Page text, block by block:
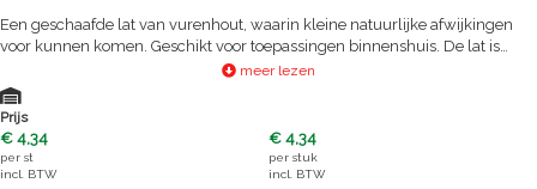
Een geschaafde lat van vurenhout, waarin kleine natuurlijke afwijkingen
voor kunnen komen. Geschikt voor toepassingen binnenshuis. De lat is
eenvoudig te zagen met een handzaag. Bevestiging kan door schroeven of
spijkeren. Eventuele afwerking is afhankelijk van de gebruikte
toepassing.Het hout is PEFC gecertificeerd en daarmee afkomstig uit
duurzaam beheerde bossen.
meer lezen
Prijs
€ 4,34
per st
incl. BTW
€ 4,34
per stuk
incl. BTW